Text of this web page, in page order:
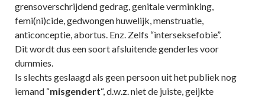
grensoverschrijdend gedrag, genitale verminking,
femi(ni)cide, gedwongen huwelijk, menstruatie,
anticonceptie, abortus. Enz. Zelfs “interseksefobie”.
Dit wordt dus een soort afsluitende genderles voor
dummies.
Is slechts geslaagd als geen persoon uit het publiek nog
iemand “misgendert“, d.w.z. niet de juiste, geijkte